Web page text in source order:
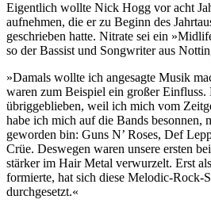
Eigentlich wollte Nick Hogg vor acht
aufnehmen, die er zu Beginn des
geschrieben hatte. Nitrate sei ein
so der Bassist und Songwriter aus
»Damals wollte ich angesagte Musik
waren zum Beispiel ein großer
übriggeblieben, weil ich mich vom
habe ich mich auf die Bands besonnen,
geworden bin: Guns N’ Roses, Def
Crüe. Deswegen waren unsere ersten
stärker im Hair Metal verwurzelt. Erst
formierte, hat sich diese Melodic-Rock-
durchgesetzt.«